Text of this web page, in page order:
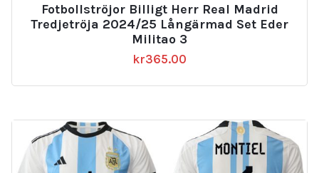
Fotbollströjor Billigt Herr Real Madrid
Tredjetröja 2024/25 Långärmad Set Eder
Militao 3
kr365.00